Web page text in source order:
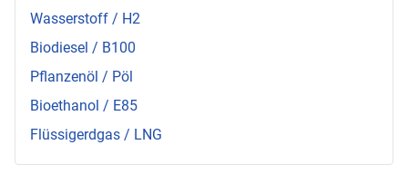
Wasserstoff / H2
Biodiesel / B100
Pflanzenöl / Pöl
Bioethanol / E85
Flüssigerdgas / LNG